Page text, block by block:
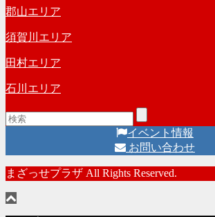
郡山エリア
須賀川エリア
田村エリア
石川エリア
イベント情報
お問い合わせ
まざっせプラザ All Rights Reserved.